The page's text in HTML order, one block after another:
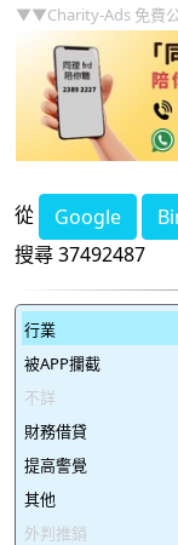
▼▼Charity-Ads 免費
從 Google
搜尋 37492487
行業
被APP攔截
不詳
財務借貸
提高警覺
其他
外判推銷